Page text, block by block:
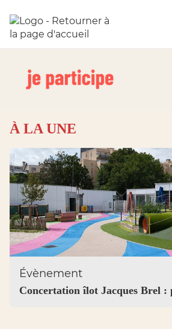
À LA UNE
Évènement
Concertation îlot Jacques Brel